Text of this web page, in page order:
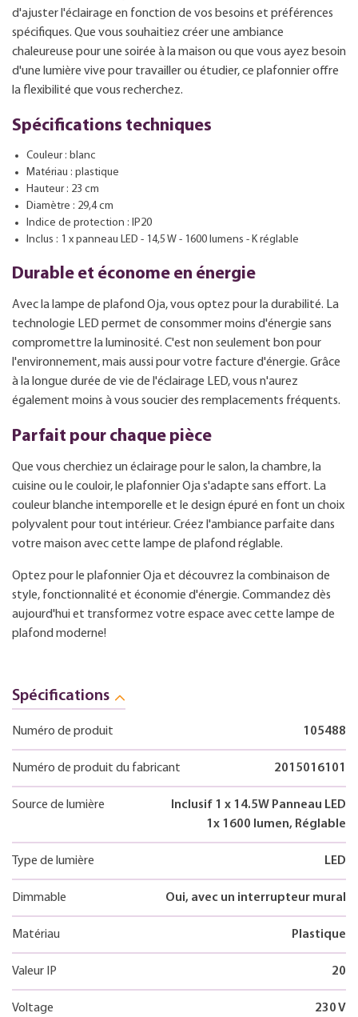
d'ajuster l'éclairage en fonction de vos besoins et préférences
spécifiques. Que vous souhaitiez créer une ambiance
chaleureuse pour une soirée à la maison ou que vous ayez besoin
d'une lumière vive pour travailler ou étudier, ce plafonnier offre
la flexibilité que vous recherchez.
Spécifications techniques
Couleur : blanc
Matériau : plastique
Hauteur : 23 cm
Diamètre : 29,4 cm
Indice de protection : IP20
Inclus : 1 x panneau LED - 14,5 W - 1600 lumens - K réglable
Durable et économe en énergie
Avec la lampe de plafond Oja, vous optez pour la durabilité. La
technologie LED permet de consommer moins d'énergie sans
compromettre la luminosité. C'est non seulement bon pour
l'environnement, mais aussi pour votre facture d'énergie. Grâce
à la longue durée de vie de l'éclairage LED, vous n'aurez
également moins à vous soucier des remplacements fréquents.
Parfait pour chaque pièce
Que vous cherchiez un éclairage pour le salon, la chambre, la
cuisine ou le couloir, le plafonnier Oja s'adapte sans effort. La
couleur blanche intemporelle et le design épuré en font un choix
polyvalent pour tout intérieur. Créez l'ambiance parfaite dans
votre maison avec cette lampe de plafond réglable.
Optez pour le plafonnier Oja et découvrez la combinaison de
style, fonctionnalité et économie d'énergie. Commandez dès
aujourd'hui et transformez votre espace avec cette lampe de
plafond moderne!
Spécifications
Numéro de produit 105488
Numéro de produit du fabricant 2015016101
Source de lumière
Inclusif 1 x 14.5W Panneau LED
1x 1600 lumen, Réglable
Type de lumière LED
Dimmable Oui, avec un interrupteur mural
Matériau Plastique
Valeur IP 20
Voltage 230 V